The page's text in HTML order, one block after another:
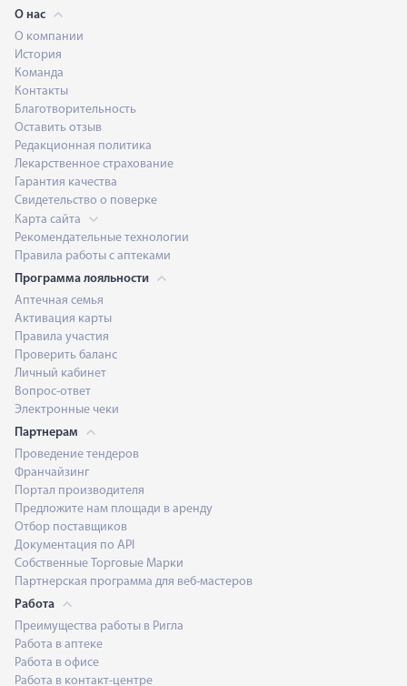
О нас
О компании
История
Команда
Контакты
Благотворительность
Оставить отзыв
Редакционная политика
Лекарственное страхование
Гарантия качества
Свидетельство о поверке
Карта сайта
Рекомендательные технологии
Правила работы с аптеками
Программа лояльности
Аптечная семья
Активация карты
Правила участия
Проверить баланс
Личный кабинет
Вопрос-ответ
Электронные чеки
Партнерам
Проведение тендеров
Франчайзинг
Портал производителя
Предложите нам площади в аренду
Отбор поставщиков
Документация по API
Собственные Торговые Марки
Партнерская программа для веб-мастеров
Работа
Преимущества работы в Ригла
Работа в аптеке
Работа в офисе
Работа в контакт-центре